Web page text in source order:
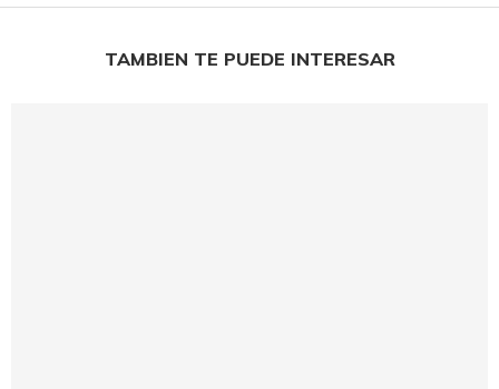
TAMBIEN TE PUEDE INTERESAR